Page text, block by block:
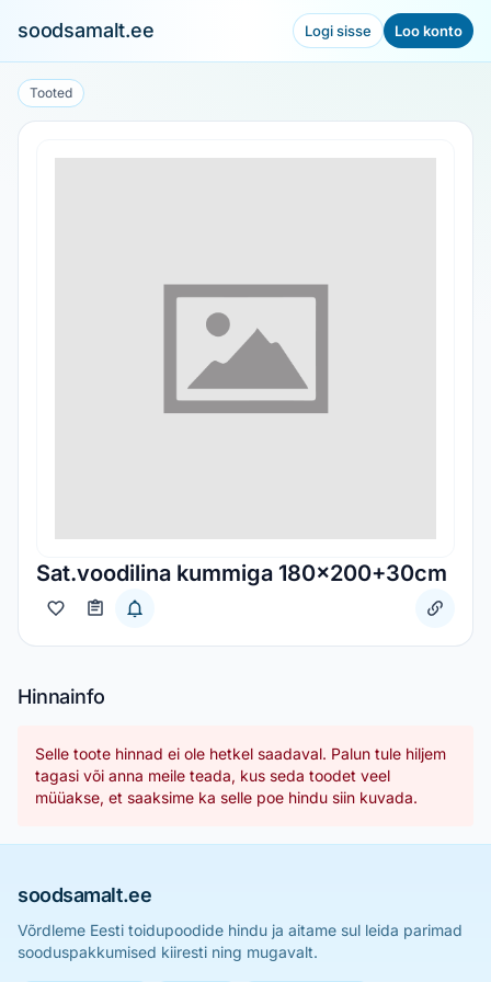
soodsamalt.ee Logi sisse Loo konto
Tooted
Sat.voodilina kummiga 180x200+30cm
Hinnainfo
Selle toote hinnad ei ole hetkel saadaval. Palun tule hiljem
tagasi või anna meile teada, kus seda toodet veel
müüakse, et saaksime ka selle poe hindu siin kuvada.
soodsamalt.ee
Võrdleme Eesti toidupoodide hindu ja aitame sul leida parimad
sooduspakkumised kiiresti ning mugavalt.